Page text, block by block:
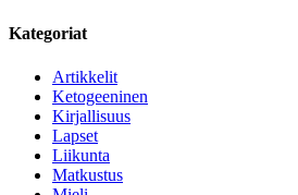
Kategoriat
Artikkelit
Ketogeeninen
Kirjallisuus
Lapset
Liikunta
Matkustus